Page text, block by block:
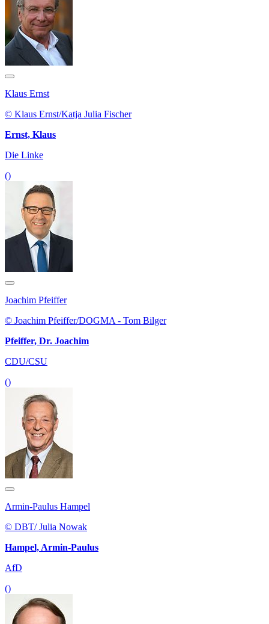
Klaus Ernst
© Klaus Ernst/Katja Julia Fischer
Ernst, Klaus
Die Linke
()
Joachim Pfeiffer
© Joachim Pfeiffer/DOGMA - Tom Bilger
Pfeiffer, Dr. Joachim
CDU/CSU
()
Armin-Paulus Hampel
© DBT/ Julia Nowak
Hampel, Armin-Paulus
AfD
()